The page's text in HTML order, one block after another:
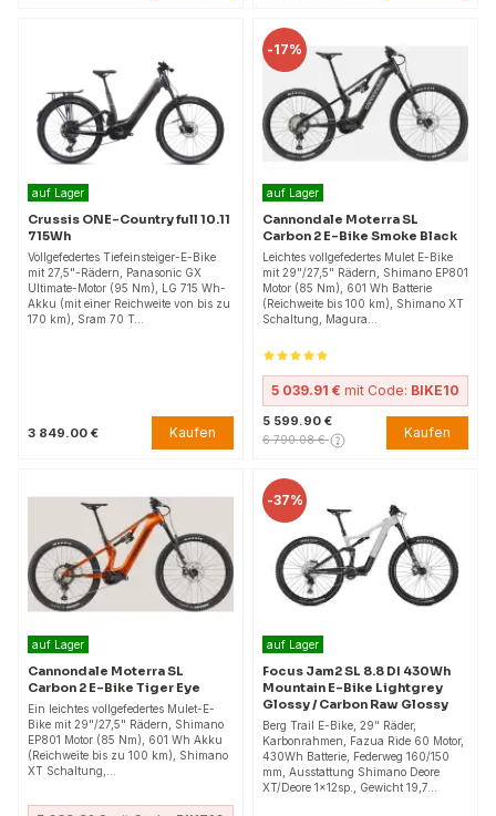
auf Lager
Crussis ONE-Country full 10.11
715Wh
Vollgefedertes Tiefeinsteiger-E-Bike
mit 27,5"-Rädern, Panasonic GX
Ultimate-Motor (95 Nm), LG 715 Wh-
Akku (mit einer Reichweite von bis zu
170 km), Sram 70 T…
3 849.00 € Kaufen
-17%
auf Lager
Cannondale Moterra SL
Carbon 2 E-Bike Smoke Black
Leichtes vollgefedertes Mulet E-Bike
mit 29"/27,5" Rädern, Shimano EP801
Motor (85 Nm), 601 Wh Batterie
(Reichweite bis 100 km), Shimano XT
Schaltung, Magura…
5 039.91 € mit Code: BIKE10
5 599.90 €
6 790.08 € Kaufen
auf Lager
Cannondale Moterra SL
Carbon 2 E-Bike Tiger Eye
Ein leichtes vollgefedertes Mulet-E-
Bike mit 29"/27,5" Rädern, Shimano
EP801 Motor (85 Nm), 601 Wh Akku
(Reichweite bis zu 100 km), Shimano
XT Schaltung,…
-37%
auf Lager
Focus Jam2 SL 8.8 DI 430Wh
Mountain E-Bike Lightgrey
Glossy / Carbon Raw Glossy
Berg Trail E-Bike, 29" Räder,
Karbonrahmen, Fazua Ride 60 Motor,
430Wh Batterie, Federweg 160/150
mm, Ausstattung Shimano Deore
XT/Deore 1x12sp., Gewicht 19,7…